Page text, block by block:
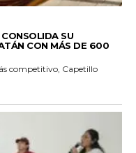
SU
CON MÁS DE 600
competitivo, Capetillo